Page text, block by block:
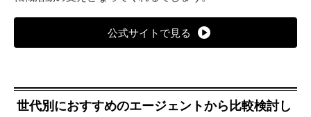
公式サイトで見る
世代別におすすめのエージェントから比較検討し